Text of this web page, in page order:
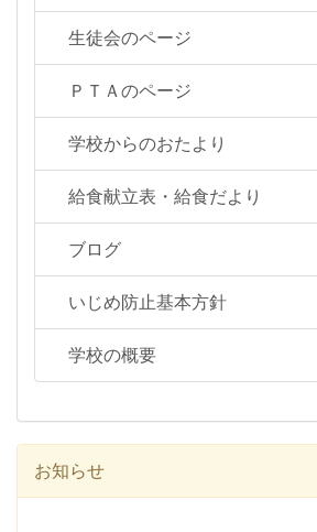
生徒会のページ
ＰＴＡのページ
学校からのおたより
給食献立表・給食だより
ブログ
いじめ防止基本方針
学校の概要
お知らせ